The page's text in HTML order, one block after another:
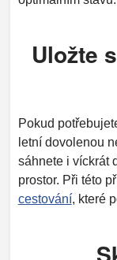
Uložte
Pokud
letní dovolenou
sáhnete i víckrát
prostor. Při této
cestování, které